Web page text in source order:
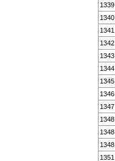
1339
1340
1341
1342
1343
1344
1345
1346
1347
1348
1348
1348
1351